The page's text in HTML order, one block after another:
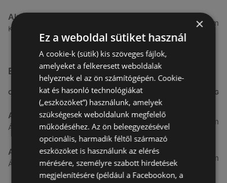
AlphaZoo
Királyszék út, 33, 9012 Győr
82,98 km
Egyéb Szupermarketek üzletek a közelben
CÍM TÁVOLSÁG
Aldi
Ágfalvi út 4/A., 9400 Sopron
3,26 km
ALDI
Ágfalvi út 4/a, 9400 Sopron
3,26 km
×
Ez a weboldal sütiket használ
A cookie-k (sütik) kis szöveges fájlok,
amelyeket a felkeresett weboldalak
helyeznek el az ön számítógépén. Cookie-
kat és hasonló technológiákat
(„eszközöket”) használunk, amelyek
szükségesek weboldalunk megfelelő
működéséhez. Az ön beleegyezésével
opcionális, harmadik féltől származó
eszközöket is használunk az elérés
mérésére, személyre szabott hirdetések
megjelenítésére (például a Facebookon, a